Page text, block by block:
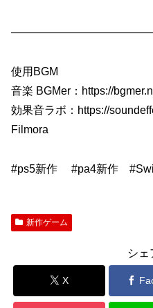
使用BGM
音楽 BGMer：https://
効果音ラボ：https://
Filmora
#ps5新作 #pa4新作
新作ゲーム
シェ
X